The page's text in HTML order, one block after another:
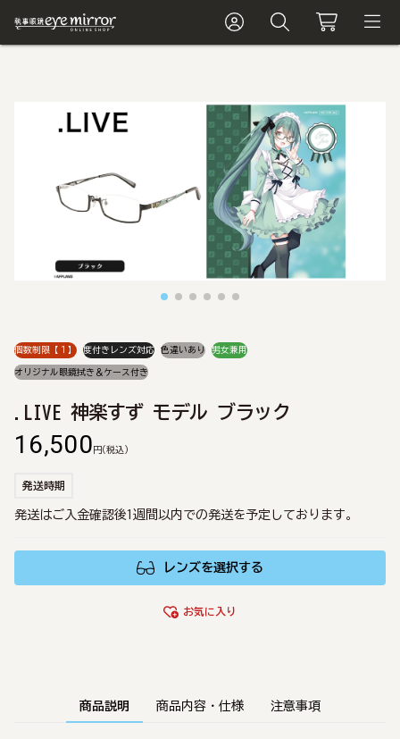
個数制限【１】 度付きレンズ対応 色違いあり 男女兼用
オリジナル眼鏡拭き＆ケース付き
.LIVE 神楽すず モデル ブラック
16,500 円 (税込)
発送時期
発送はご入金確認後1週間以内での発送を予定しております。
レンズを選択する
お気に入り
商品説明 商品内容・仕様 注意事項